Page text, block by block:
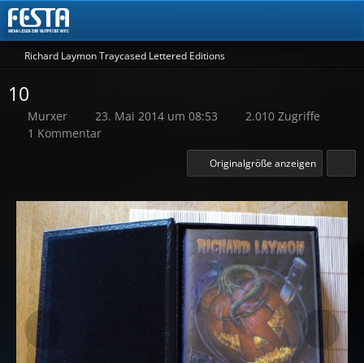
Richard Laymon Traycased Lettered Editions
10
Murxer 23. Mai 2014 um 08:53
2.010 Zugriffe
1 Kommentar
Originalgröße anzeigen